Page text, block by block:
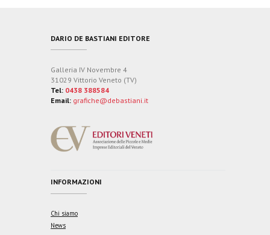
DARIO DE BASTIANI EDITORE
Galleria IV Novembre 4
31029 Vittorio Veneto (TV)
Tel: 0438 388584
Email: grafiche@debastiani.it
INFORMAZIONI
Chi siamo
News